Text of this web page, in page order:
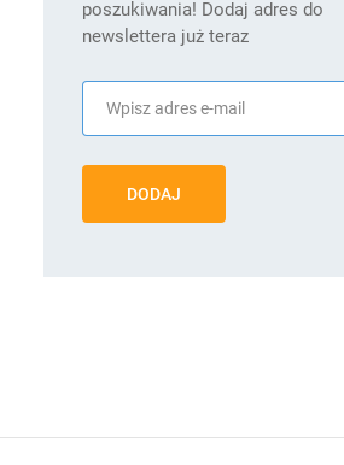
poszukiwania! Dodaj adres do
newslettera już teraz
DODAJ